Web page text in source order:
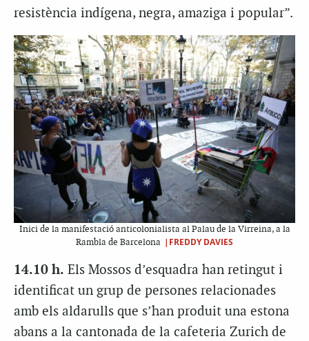
resistència indígena, negra, amaziga i popular”.
Inici de la manifestació anticolonialista al Palau de la Virreina, a la
Rambla de Barcelona |FREDDY DAVIES
14.10 h. Els Mossos d’esquadra han retingut i
identificat un grup de persones relacionades
amb els aldarulls que s’han produit una estona
abans a la cantonada de la cafeteria Zurich de